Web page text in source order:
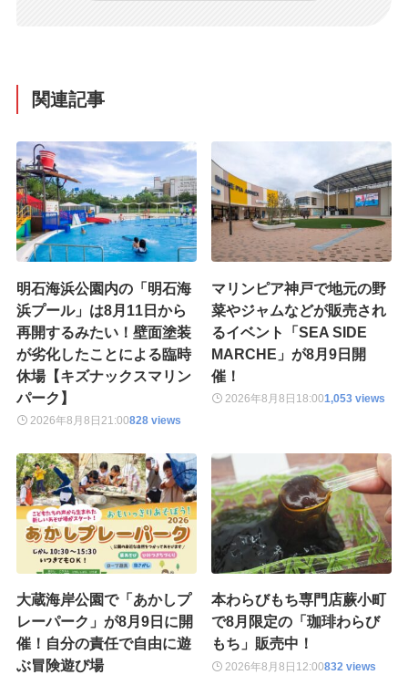
関連記事
明石海浜公園内の「明石海
浜プール」は8月11日から
再開するみたい！壁面塗装
が劣化したことによる臨時
休場【キズナックスマリン
パーク】
2026年8月8日 21:00828 views
マリンピア神戸で地元の野
菜やジャムなどが販売され
るイベント「SEA SIDE
MARCHE」が8月9日開
催！
2026年8月8日 18:001,053 views
大蔵海岸公園で「あかしプ
レーパーク」が8月9日に開
催！自分の責任で自由に遊
ぶ冒険遊び場
本わらびもち専門店蕨小町
で8月限定の「珈琲わらび
もち」販売中！
2026年8月8日 12:00832 views